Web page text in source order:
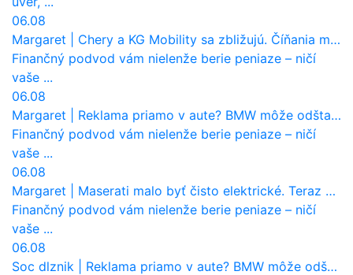
06.08
Margaret
Chery a KG Mobility sa zbližujú. Číňania môžu získať 10 % bývalého SsangYongu
Finančný podvod vám nielenže berie peniaze – ničí
vaše ...
06.08
Margaret
Reklama priamo v aute? BMW môže odštartovať nový trend
Finančný podvod vám nielenže berie peniaze – ničí
vaše ...
06.08
Margaret
Maserati malo byť čisto elektrické. Teraz zisťuje, že potrebuje nový osemvalcový motor
Finančný podvod vám nielenže berie peniaze – ničí
vaše ...
06.08
Soc dlznik
Reklama priamo v aute? BMW môže odštartovať nový trend